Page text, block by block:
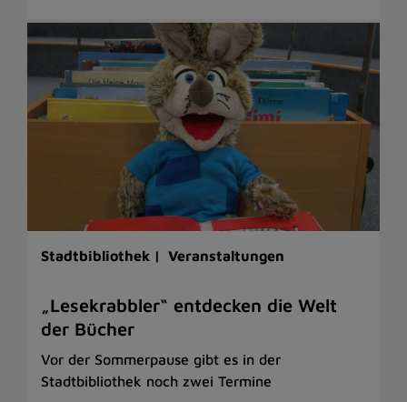
Stadtbibliothek | Veranstaltungen
„Lesekrabbler“ entdecken die Welt
der Bücher
Vor der Sommerpause gibt es in der
Stadtbibliothek noch zwei Termine